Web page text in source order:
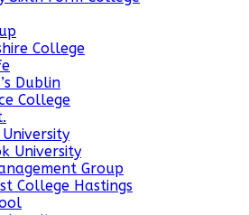
College
Dublin
College
University
Group
College Hastings